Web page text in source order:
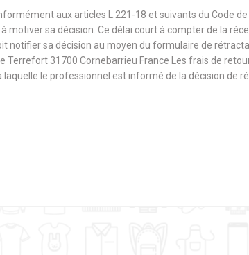
aux articles L.221-18 et suivants du Code
motiver sa décision. Ce délai court à compter de la
notifier sa décision au moyen du formulaire de
Terrefort 31700 Cornebarrieu France Les frais de
le professionnel est informé de la décision de